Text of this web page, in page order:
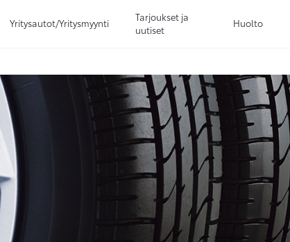
Yritysautot/Yritysmyynti
Tarjoukset ja
uutiset
Huolto